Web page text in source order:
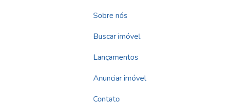
Sobre nós
Buscar imóvel
Lançamentos
Anunciar imóvel
Contato